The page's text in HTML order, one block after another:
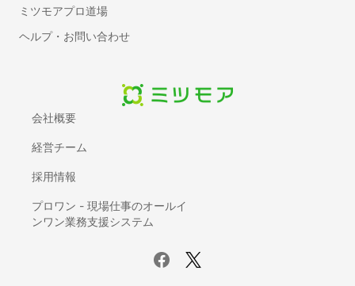
カーエアコンの修理・交換
車の買取・廃車処分
車内・シートクリーニング
テレビ・ナビキャンセラーの取り付け【持ち込み可】
デジタルインナーミラーの取り付け
PR動画・広告動画制作
会社概要
経営チーム
採用情報
プロワン - 現場仕事のオールイ
ンワン業務支援システム
ミツモアプロ道場
ヘルプ・お問い合わせ